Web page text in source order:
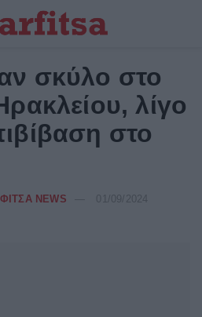
σκύλο στο
λίγο
στο
NEWS